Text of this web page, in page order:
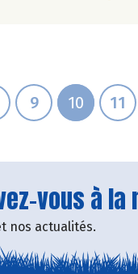
9 10 11
vous à
nos actualités.